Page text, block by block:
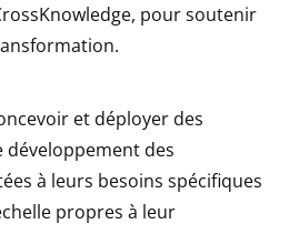
pour soutenir
et déployer des
développement des
à leurs besoins spécifiques
propres à leur